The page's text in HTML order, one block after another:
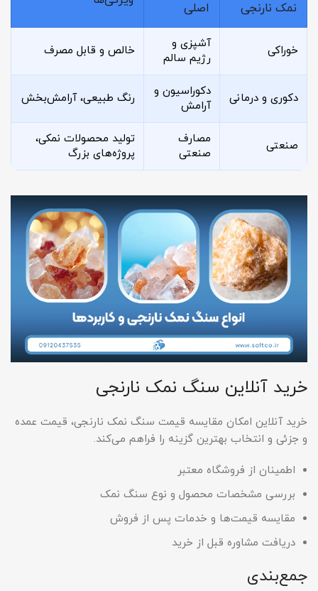
نمک نارنجی
اصلی
خوراکی
آشپزی و
رژیم سالم
خالص و قابل مصرف
دکوری و درمانی
دکوراسیون و
آرامش
رنگ طبیعی، آرامش‌بخش
صنعتی
مصارف
صنعتی
تولید محصولات نمکی،
پروژه‌های بزرگ
خرید آنلاین سنگ نمک نارنجی
خرید آنلاین امکان مقایسه قیمت سنگ نمک نارنجی، قیمت عمده
و جزئی و انتخاب بهترین گزینه را فراهم می‌کند.
اطمینان از فروشگاه معتبر
بررسی مشخصات محصول و نوع سنگ نمک
مقایسه قیمت‌ها و خدمات پس از فروش
دریافت مشاوره قبل از خرید
جمع‌بندی